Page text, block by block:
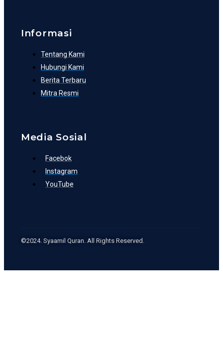
Informasi
Tentang Kami
Hubungi Kami
Berita Terbaru
Mitra Resmi
Media Sosial
Facebok
Instagram
YouTube
©2024. Syaamil Quran. All Rights Reserved.